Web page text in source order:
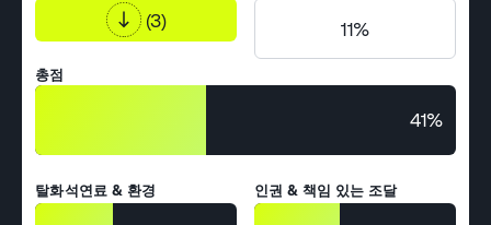
(3) 11%
총점
41%
탈화석연료 & 환경 인권 & 책임 있는 조달